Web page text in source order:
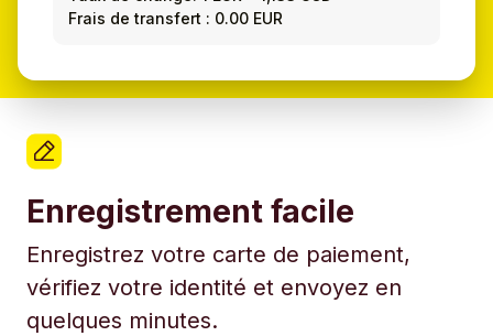
Frais de transfert : 0.00 EUR
Enregistrement facile
Enregistrez votre carte de paiement,
vérifiez votre identité et envoyez en
quelques minutes.